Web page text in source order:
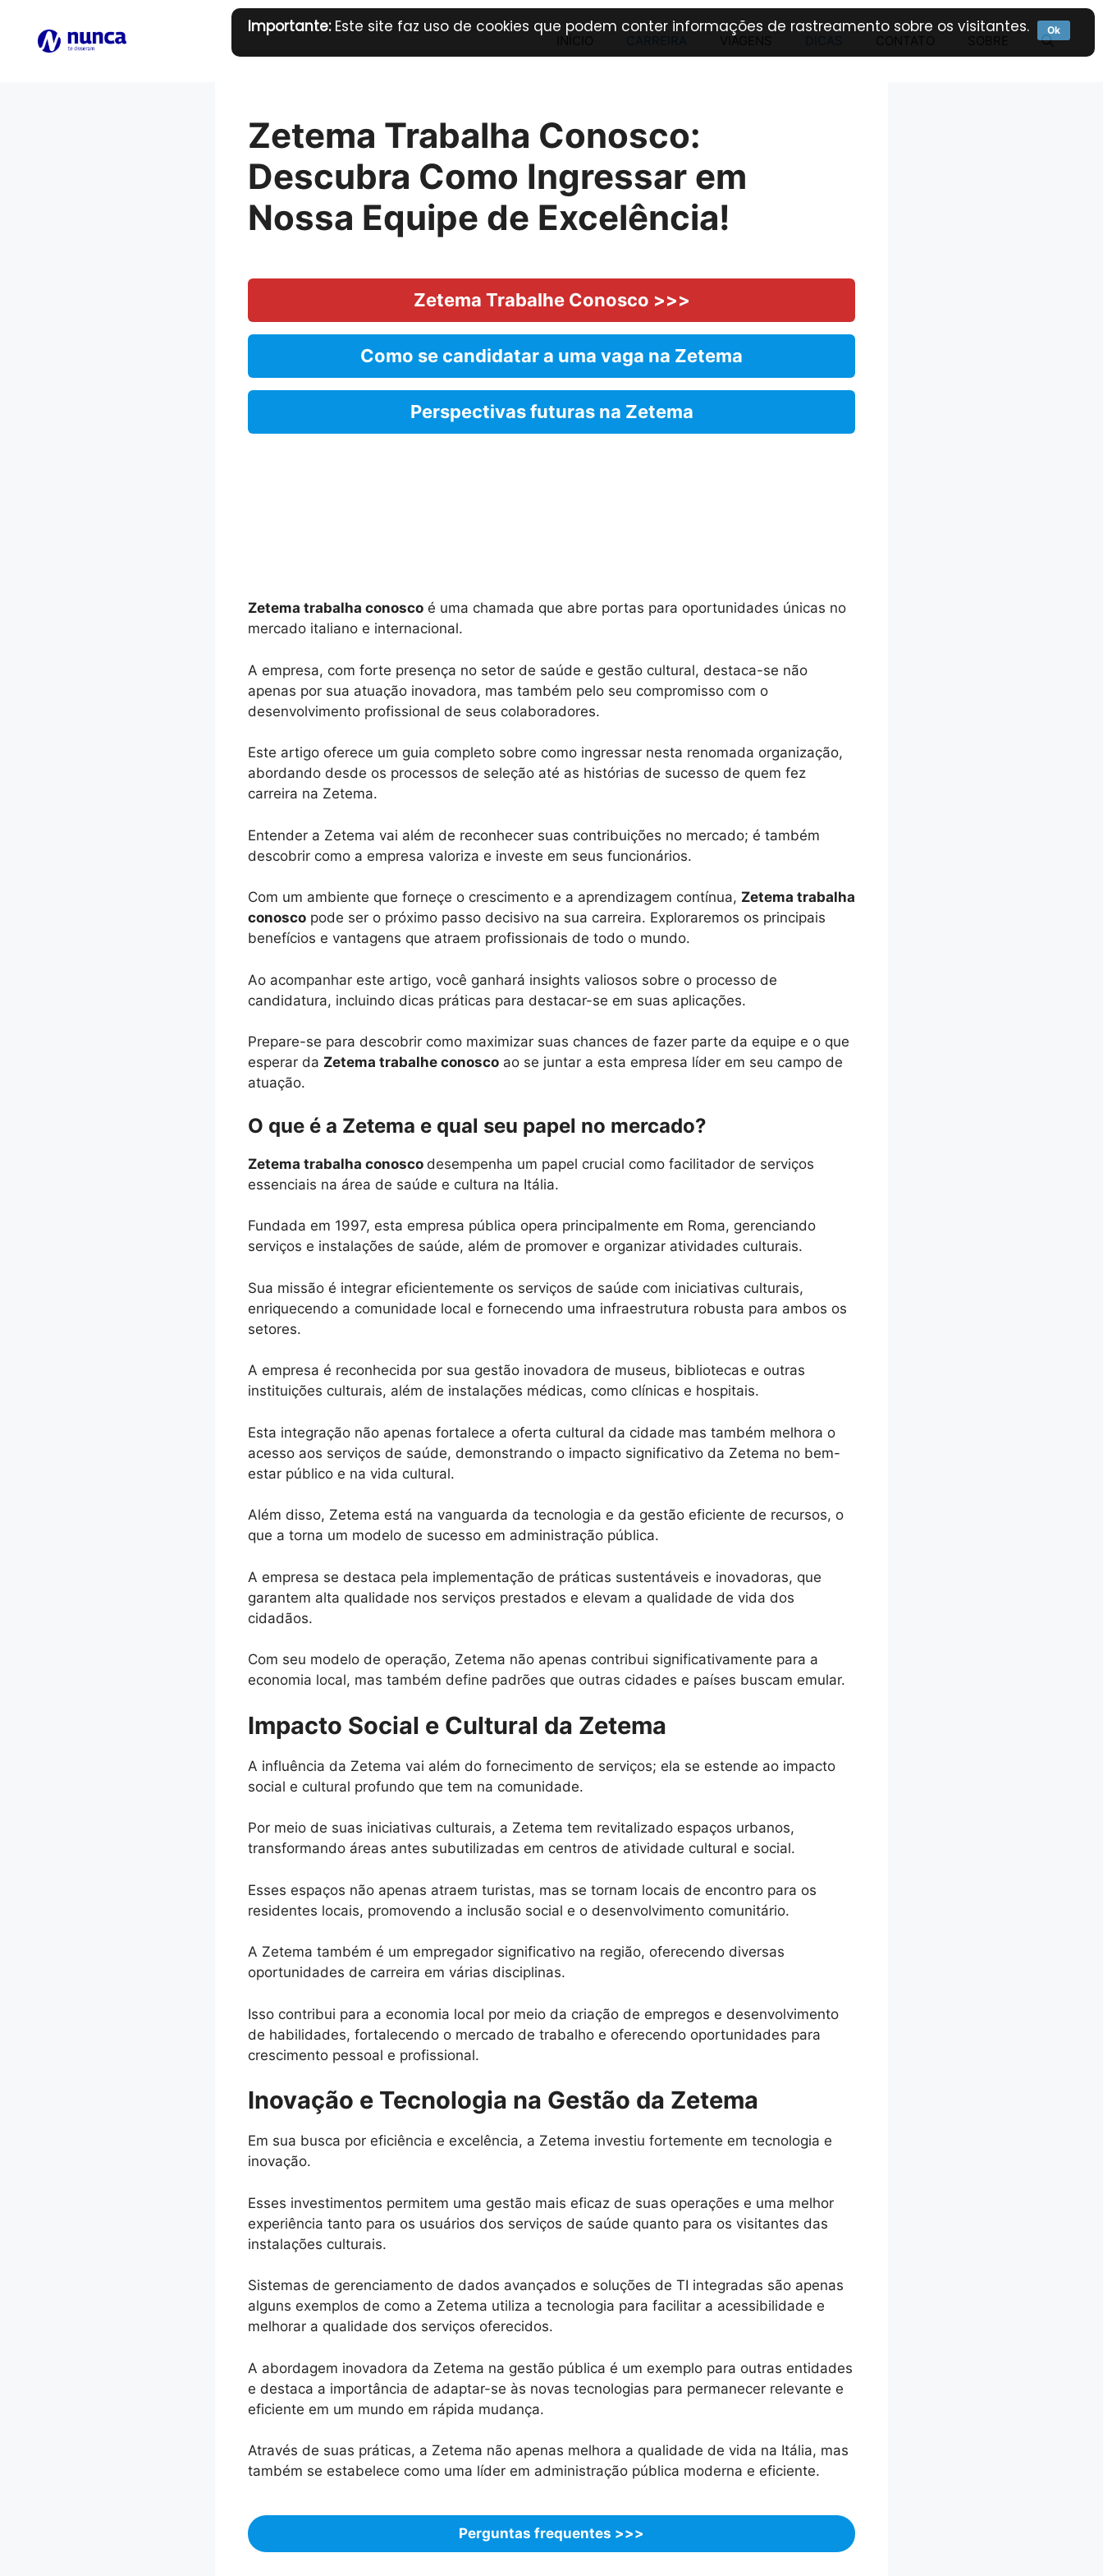
INÍCIO VIAGENS
Zetema Trabalha Conosco:
Descubra Como Ingressar em
Nossa Equipe de Excelência!
Zetema Trabalhe Conosco >>>
Como se candidatar a uma vaga na Zetema
Perspectivas futuras na Zetema
Zetema trabalha conosco é uma chamada que abre portas para oportunidades únicas no
mercado italiano e internacional.
A empresa, com forte presença no setor de saúde e gestão cultural, destaca-se não
apenas por sua atuação inovadora, mas também pelo seu compromisso com o
desenvolvimento profissional de seus colaboradores.
Este artigo oferece um guia completo sobre como ingressar nesta renomada organização,
abordando desde os processos de seleção até as histórias de sucesso de quem fez
carreira na Zetema.
Entender a Zetema vai além de reconhecer suas contribuições no mercado; é também
descobrir como a empresa valoriza e investe em seus funcionários.
Com um ambiente que forneçe o crescimento e a aprendizagem contínua, Zetema trabalha
conosco pode ser o próximo passo decisivo na sua carreira. Exploraremos os principais
benefícios e vantagens que atraem profissionais de todo o mundo.
Ao acompanhar este artigo, você ganhará insights valiosos sobre o processo de
candidatura, incluindo dicas práticas para destacar-se em suas aplicações.
Prepare-se para descobrir como maximizar suas chances de fazer parte da equipe e o que
esperar da Zetema trabalhe conosco ao se juntar a esta empresa líder em seu campo de
atuação.
O que é a Zetema e qual seu papel no mercado?
Zetema trabalha conosco desempenha um papel crucial como facilitador de serviços
essenciais na área de saúde e cultura na Itália.
Fundada em 1997, esta empresa pública opera principalmente em Roma, gerenciando
serviços e instalações de saúde, além de promover e organizar atividades culturais.
Sua missão é integrar eficientemente os serviços de saúde com iniciativas culturais,
enriquecendo a comunidade local e fornecendo uma infraestrutura robusta para ambos os
setores.
A empresa é reconhecida por sua gestão inovadora de museus, bibliotecas e outras
instituições culturais, além de instalações médicas, como clínicas e hospitais.
Esta integração não apenas fortalece a oferta cultural da cidade mas também melhora o
acesso aos serviços de saúde, demonstrando o impacto significativo da Zetema no bem-
estar público e na vida cultural.
Além disso, Zetema está na vanguarda da tecnologia e da gestão eficiente de recursos, o
que a torna um modelo de sucesso em administração pública.
A empresa se destaca pela implementação de práticas sustentáveis e inovadoras, que
garantem alta qualidade nos serviços prestados e elevam a qualidade de vida dos
cidadãos.
Com seu modelo de operação, Zetema não apenas contribui significativamente para a
economia local, mas também define padrões que outras cidades e países buscam emular.
Impacto Social e Cultural da Zetema
A influência da Zetema vai além do fornecimento de serviços; ela se estende ao impacto
social e cultural profundo que tem na comunidade.
Por meio de suas iniciativas culturais, a Zetema tem revitalizado espaços urbanos,
transformando áreas antes subutilizadas em centros de atividade cultural e social.
Esses espaços não apenas atraem turistas, mas se tornam locais de encontro para os
residentes locais, promovendo a inclusão social e o desenvolvimento comunitário.
A Zetema também é um empregador significativo na região, oferecendo diversas
oportunidades de carreira em várias disciplinas.
Isso contribui para a economia local por meio da criação de empregos e desenvolvimento
de habilidades, fortalecendo o mercado de trabalho e oferecendo oportunidades para
crescimento pessoal e profissional.
Inovação e Tecnologia na Gestão da Zetema
Em sua busca por eficiência e excelência, a Zetema investiu fortemente em tecnologia e
inovação.
Esses investimentos permitem uma gestão mais eficaz de suas operações e uma melhor
experiência tanto para os usuários dos serviços de saúde quanto para os visitantes das
instalações culturais.
Sistemas de gerenciamento de dados avançados e soluções de TI integradas são apenas
alguns exemplos de como a Zetema utiliza a tecnologia para facilitar a acessibilidade e
melhorar a qualidade dos serviços oferecidos.
A abordagem inovadora da Zetema na gestão pública é um exemplo para outras entidades
e destaca a importância de adaptar-se às novas tecnologias para permanecer relevante e
eficiente em um mundo em rápida mudança.
Através de suas práticas, a Zetema não apenas melhora a qualidade de vida na Itália, mas
também se estabelece como uma líder em administração pública moderna e eficiente.
Perguntas frequentes >>>
Importante:Este site faz uso de cookies que podem conter informações de rastreamento sobre os visitantes. Ok